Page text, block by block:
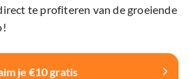
te profiteren van de groeiende
je €10 gratis